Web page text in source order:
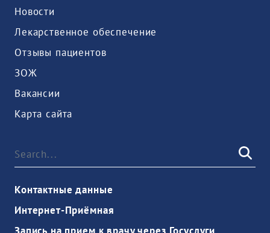
Новости
Лекарственное обеспечение
Отзывы пациентов
ЗОЖ
Вакансии
Карта сайта
Контактные данные
Интернет-Приёмная